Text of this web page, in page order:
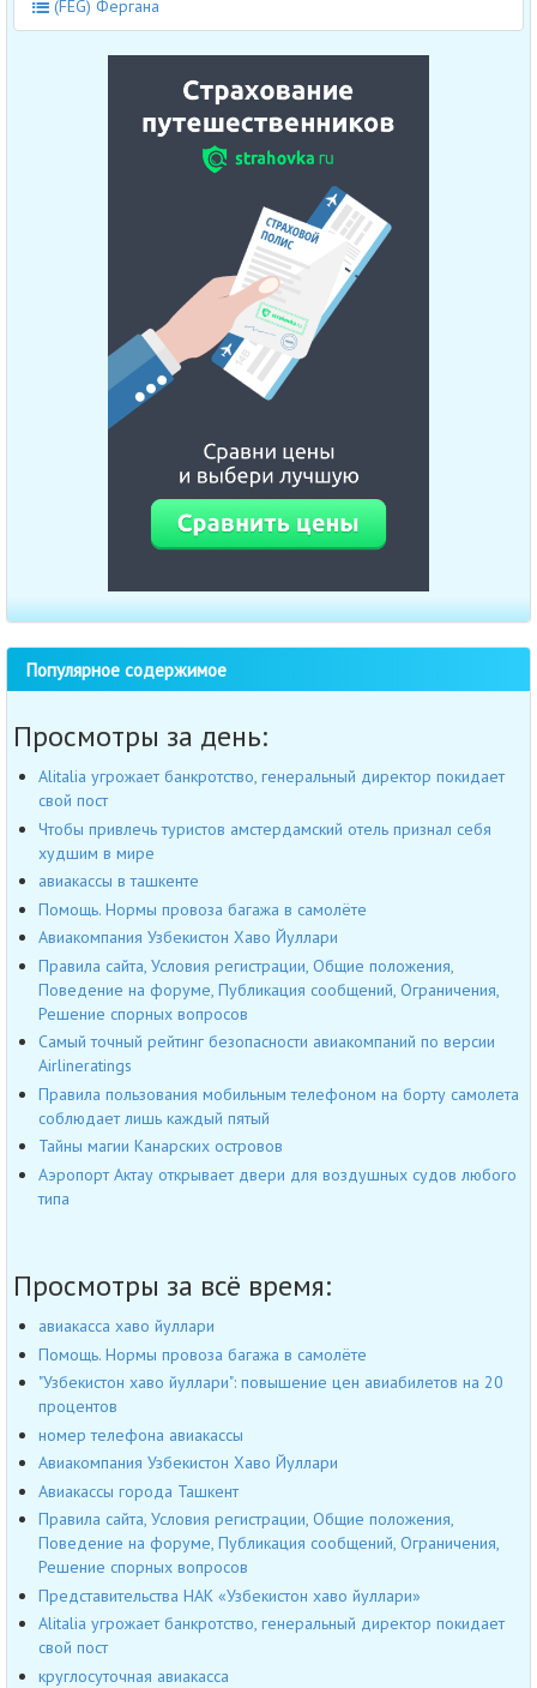
(FEG) Фергана
Популярное содержимое
Просмотры за день:
Alitalia угрожает банкротство, генеральный директор покидает
свой пост
Чтобы привлечь туристов амстердамский отель признал себя
худшим в мире
авиакассы в ташкенте
Помощь. Нормы провоза багажа в самолёте
Авиакомпания Узбекистон Хаво Йуллари
Правила сайта, Условия регистрации, Общие положения,
Поведение на форуме, Публикация сообщений, Ограничения,
Решение спорных вопросов
Самый точный рейтинг безопасности авиакомпаний по версии
Airlineratings
Правила пользования мобильным телефоном на борту самолета
соблюдает лишь каждый пятый
Тайны магии Канарских островов
Аэропорт Актау открывает двери для воздушных судов любого
типа
Просмотры за всё время:
авиакасса хаво йуллари
Помощь. Нормы провоза багажа в самолёте
"Узбекистон хаво йуллари": повышение цен авиабилетов на 20
процентов
номер телефона авиакассы
Авиакомпания Узбекистон Хаво Йуллари
Авиакассы города Ташкент
Правила сайта, Условия регистрации, Общие положения,
Поведение на форуме, Публикация сообщений, Ограничения,
Решение спорных вопросов
Представительства НАК «Узбекистон хаво йуллари»
Alitalia угрожает банкротство, генеральный директор покидает
свой пост
круглосуточная авиакасса